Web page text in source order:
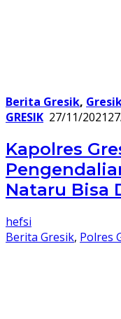
Berita Gresik,
GRESIK 27/11/2021
Kapolres
Nataru Bisa
hefsi
Berita Gresik, Polres